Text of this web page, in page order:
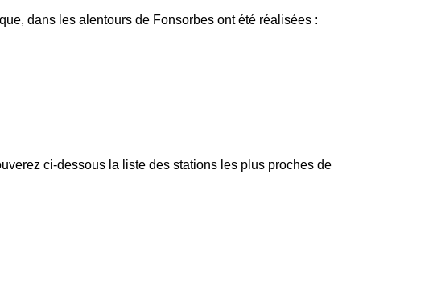
dans les alentours de Fonsorbes ont été réalisées :
ci-dessous la liste des stations les plus proches de